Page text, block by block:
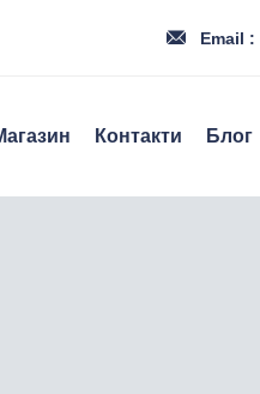
Email
Контакти Блог